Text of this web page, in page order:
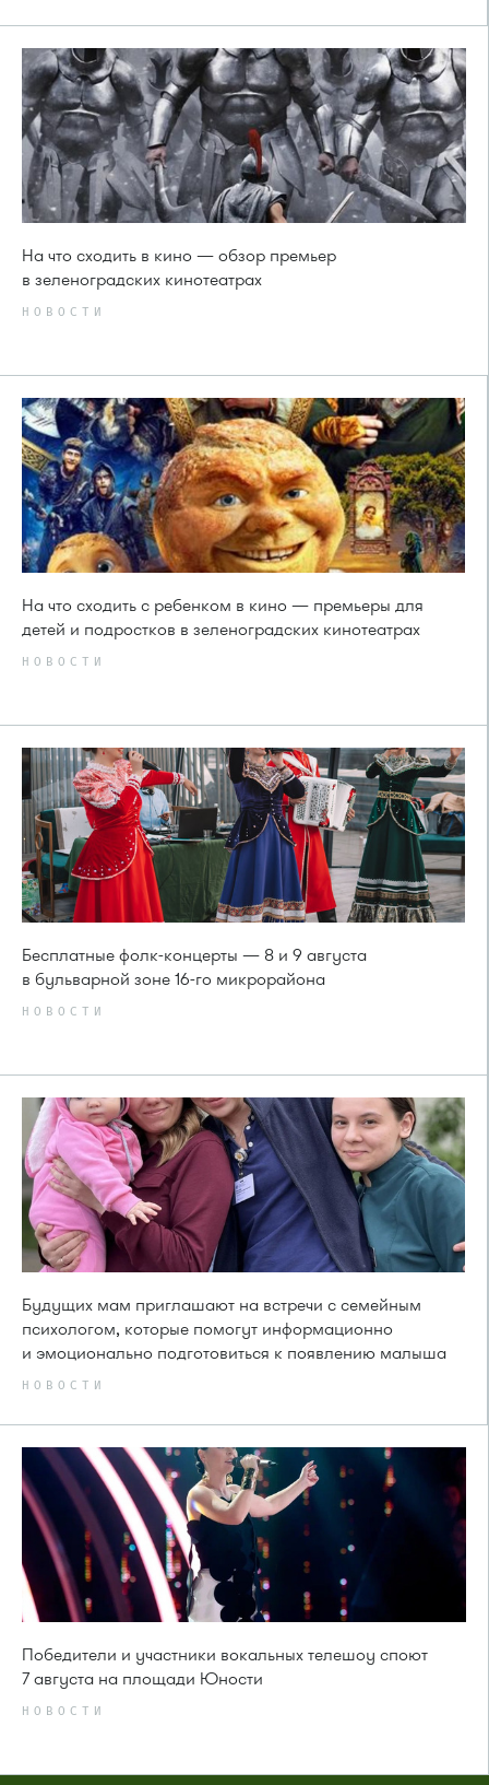
На что сходить в кино — обзор премьер
в зеленоградских кинотеатрах
НОВОСТИ
На что сходить с ребенком в кино — премьеры для
детей и подростков в зеленоградских кинотеатрах
НОВОСТИ
Бесплатные фолк-концерты — 8 и 9 августа
в бульварной зоне 16-го микрорайона
НОВОСТИ
Будущих мам приглашают на встречи с семейным
психологом, которые помогут информационно
и эмоционально подготовиться к появлению малыша
НОВОСТИ
Победители и участники вокальных телешоу споют
7 августа на площади Юности
НОВОСТИ